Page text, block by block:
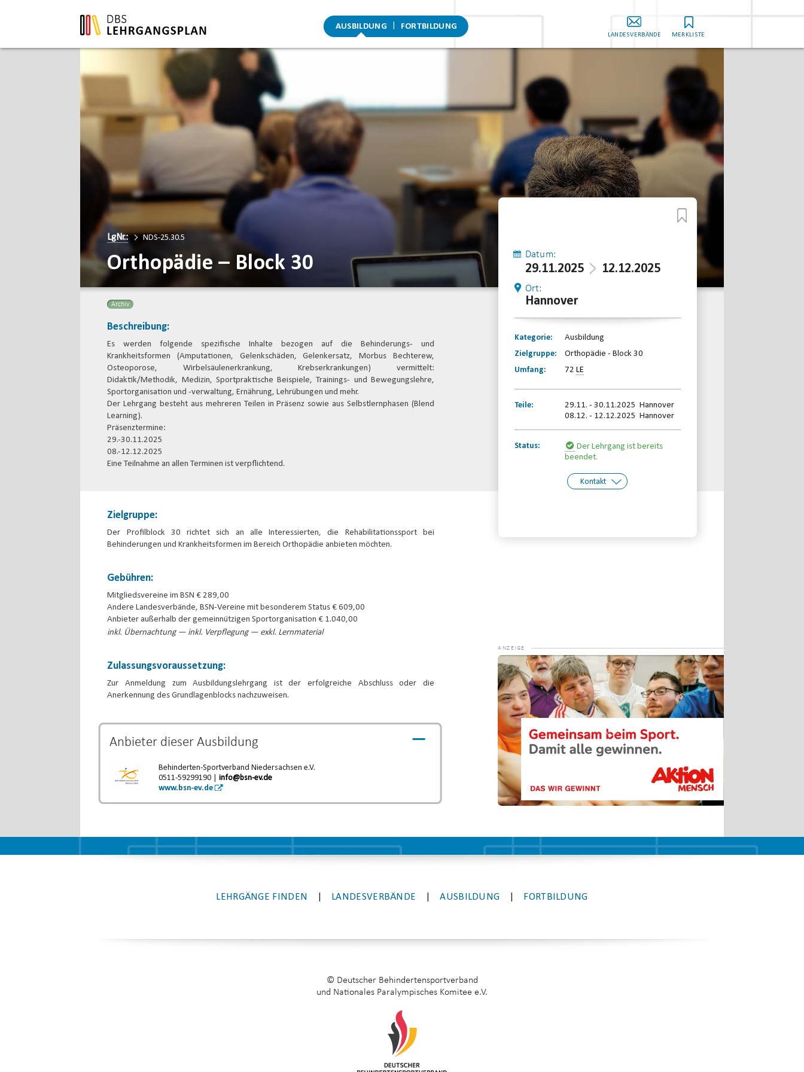
AUSBILDUNG FORTBILDUNG
LANDESVERBÄNDE MERKLISTE
LgNr.: NDS-25.30.5
Orthopädie – Block 30 Datum:
29.11.2025 12.12.2025
Ort:
Hannover
Kategorie:
Ausbildung
Zielgruppe:
Orthopädie - Block 30
Umfang:
72 LE
Teile:
29.11. - 30.11.2025 Hannover
08.12. - 12.12.2025 Hannover
Status:
Der Lehrgang ist bereits
beendet.
Kontakt
Archiv
Beschreibung:
Es werden folgende spezifische Inhalte bezogen auf die Behinderungs- und
Krankheitsformen (Amputationen, Gelenkschäden, Gelenkersatz, Morbus Bechterew,
Osteoporose, Wirbelsäulenerkrankung, Krebserkrankungen) vermittelt:
Didaktik/Methodik, Medizin, Sportpraktische Beispiele, Trainings- und Bewegungslehre,
Sportorganisation und -verwaltung, Ernährung, Lehrübungen und mehr.
Der Lehrgang besteht aus mehreren Teilen in Präsenz sowie aus Selbstlernphasen (Blend
Learning).
Präsenztermine:
29.-30.11.2025
08.-12.12.2025
Eine Teilnahme an allen Terminen ist verpflichtend.
Zielgruppe:
Der Profilblock 30 richtet sich an alle Interessierten, die Rehabilitationssport bei
Behinderungen und Krankheitsformen im Bereich Orthopädie anbieten möchten.
Gebühren:
Mitgliedsvereine im BSN € 289,00
Andere Landesverbände, BSN-Vereine mit besonderem Status € 609,00
Anbieter außerhalb der gemeinnützigen Sportorganisation € 1.040,00
inkl. Übernachtung — inkl. Verpflegung — exkl. Lernmaterial
Zulassungsvoraussetzung:
Zur Anmeldung zum Ausbildungslehrgang ist der erfolgreiche Abschluss oder die
Anerkennung des Grundlagenblocks nachzuweisen.
Anbieter dieserAusbildung
Behinderten-Sportverband Niedersachsen e.V.
0511-59299190 |info@bsn-ev.de
www.bsn-ev.de
Video-
Player
LEHRGÄNGE FINDEN LANDESVERBÄNDE AUSBILDUNG FORTBILDUNG
© Deutscher Behindertensportverband
und Nationales Paralympisches Komitee e.V.